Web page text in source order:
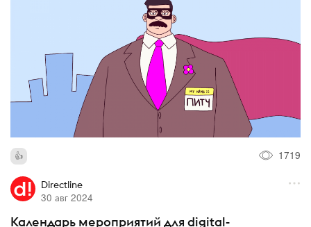
1719
Directline
30 авг 2024
Календарь мероприятий для digital-